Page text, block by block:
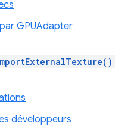
GPUAdapter
développeurs